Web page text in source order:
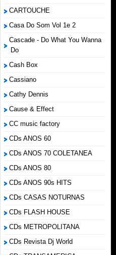
CARTOUCHE
Casa Do Som Vol 1e 2
Cascade - Do What You Wanna
Do
Cash Box
Cassiano
Cathy Dennis
Cause & Effect
CC music factory
CDs ANOS 60
CDs ANOS 70 COLETANEA
CDs ANOS 80
CDs ANOS 90s HITS
CDs CASAS NOTURNAS
CDs FLASH HOUSE
CDs METROPOLITANA
CDs Revista Dj World